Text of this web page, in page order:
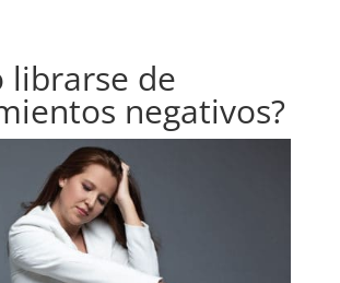
librarse de
negativos?